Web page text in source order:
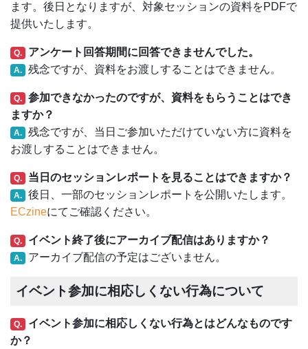
ます。後日となりますが、対象セッションの資料をPDFで
提供いたします。
Q. アンケート回答期間に回答できませんでした。
A. 残念ですが、資料をお渡しすることはできません。
Q.
参加できなかったのですが、資料をもらうことはでき
ますか？
A. 残念ですが、当日ご参加いただけていない方に資料を
お渡しすることはできません。
Q. 当日のセッションレポートを見ることはできますか？
A. 後日、一部のセッションレポートを公開いたします。
ECzineにてご確認ください。
Q. イベント終了後にアーカイブ配信はありますか？
A. アーカイブ配信の予定はございません。
イベント参加に相応しくない行為について
Q.
イベント参加に相応しくない行為とはどんなものです
か？